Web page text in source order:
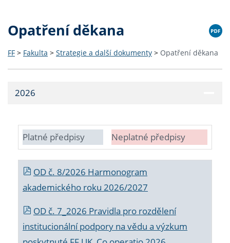
Opatření děkana
FF > Fakulta > Strategie a další dokumenty > Opatření děkana
2026
Platné předpisy Neplatné předpisy
OD č. 8/2026 Harmonogram
akademického roku 2026/2027
OD č. 7_2026 Pravidla pro rozdělení
institucionální podpory na vědu a výzkum